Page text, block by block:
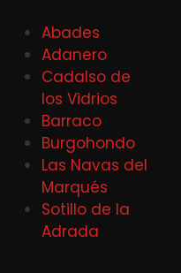
Abades
Adanero
Cadalso de
los Vidrios
Barraco
Burgohondo
Las Navas del
Marqués
Sotillo de la
Adrada